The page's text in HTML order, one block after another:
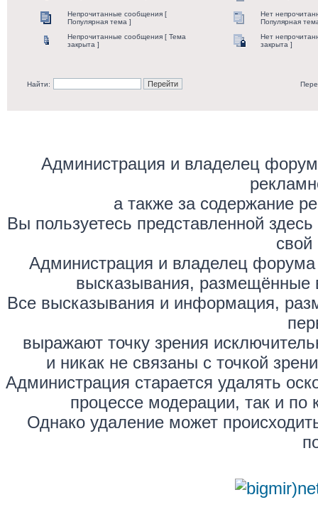
Непрочитанные сообщения [
Популярная тема ]
Нет
Популярная
Непрочитанные сообщения [ Тема
закрыта ]
Нет
закрыта ]
Найти:
Администрация и владелец
а также за содержание
Вы пользуетесь представленной
свой
Администрация и владелец форума
высказывания, размещённые
Все высказывания и информация,
выражают точку зрения
и никак не связаны с точкой
Администрация старается удалять
процессе модерации, так и по
Однако удаление может